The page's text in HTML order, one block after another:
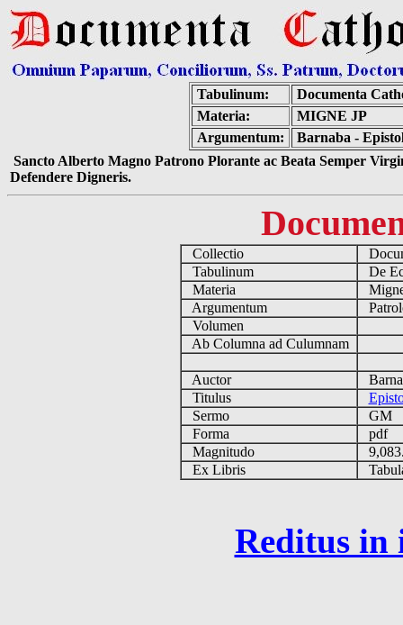
Tabulinum:
Documenta
Materia:
MIGNE JP
Argumentum:
Barnaba -
Sancto Alberto Magno Patrono Plorante ac Beata Semper
Defendere Digneris.
Collectio
Tabulinum
De
Materia
Argumentum
Volumen
Ab Columna ad Culumnam
Auctor
Titulus
Sermo
GM
Forma
pdf
Magnitudo
Ex Libris
Reditus in